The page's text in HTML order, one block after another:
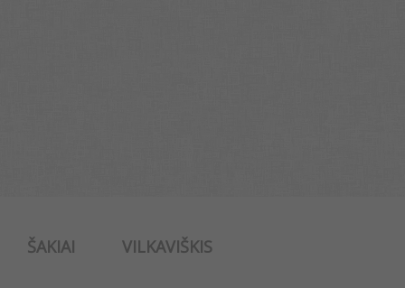
ŠAKIAI
VILKAVIŠKIS